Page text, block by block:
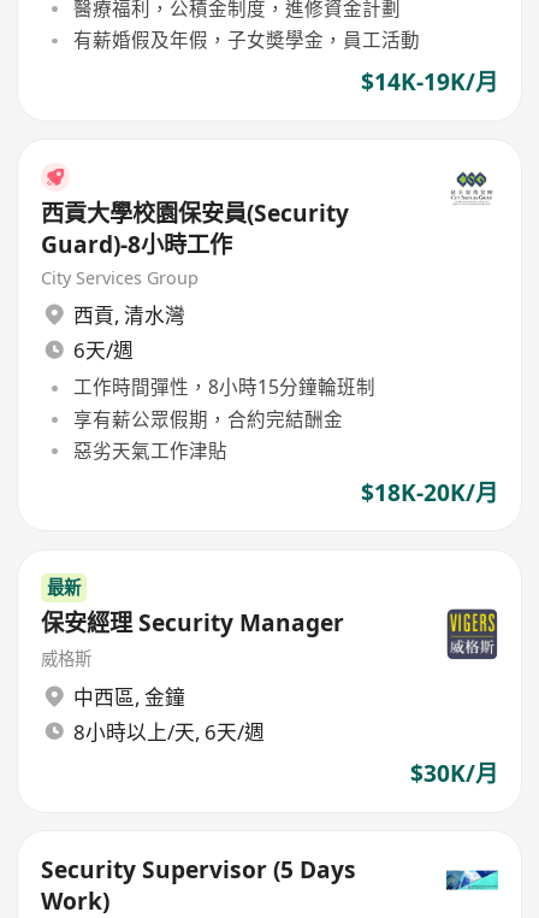
醫療福利，公積金制度，進修資金計劃
有薪婚假及年假，子女奬學金，員工活動
$14K-19K/月
西貢大學校園保安員(Security
Guard)-8小時工作
City Services Group
西貢, 清水灣
6天/週
工作時間彈性，8小時15分鐘輪班制
享有薪公眾假期，合約完結酬金
惡劣天氣工作津貼
$18K-20K/月
最新
保安經理 Security Manager
威格斯
中西區, 金鐘
8小時以上/天, 6天/週
$30K/月
Security Supervisor (5 Days
Work)